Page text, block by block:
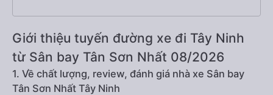
Giới thiệu tuyến đường xe đi Tây Ninh
từ Sân bay Tân Sơn Nhất 08/2026
1. Về chất lượng, review, đánh giá nhà xe Sân bay
Tân Sơn Nhất Tây Ninh